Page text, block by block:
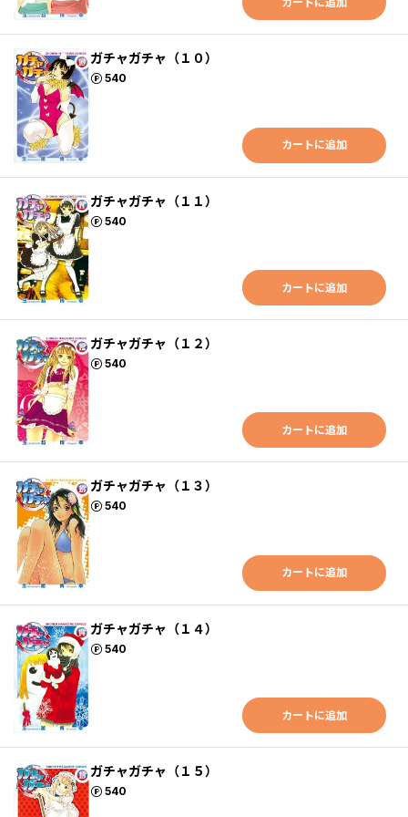
ガチャガチャ（１０）
540
ポイント
カートに追加
ガチャガチャ（１１）
540
ポイント
カートに追加
ガチャガチャ（１２）
540
ポイント
カートに追加
ガチャガチャ（１３）
540
ポイント
カートに追加
ガチャガチャ（１４）
540
ポイント
カートに追加
ガチャガチャ（１５）
540
ポイント